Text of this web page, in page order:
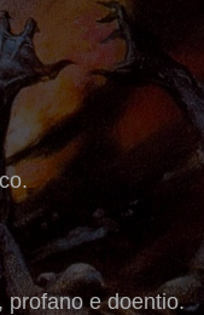
profano e doentio.